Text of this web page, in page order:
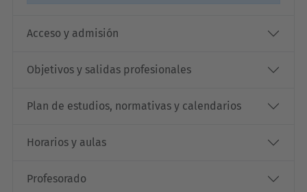
Acceso y admisión
Objetivos y salidas profesionales
Plan de estudios, normativas y calendarios
Horarios y aulas
Profesorado